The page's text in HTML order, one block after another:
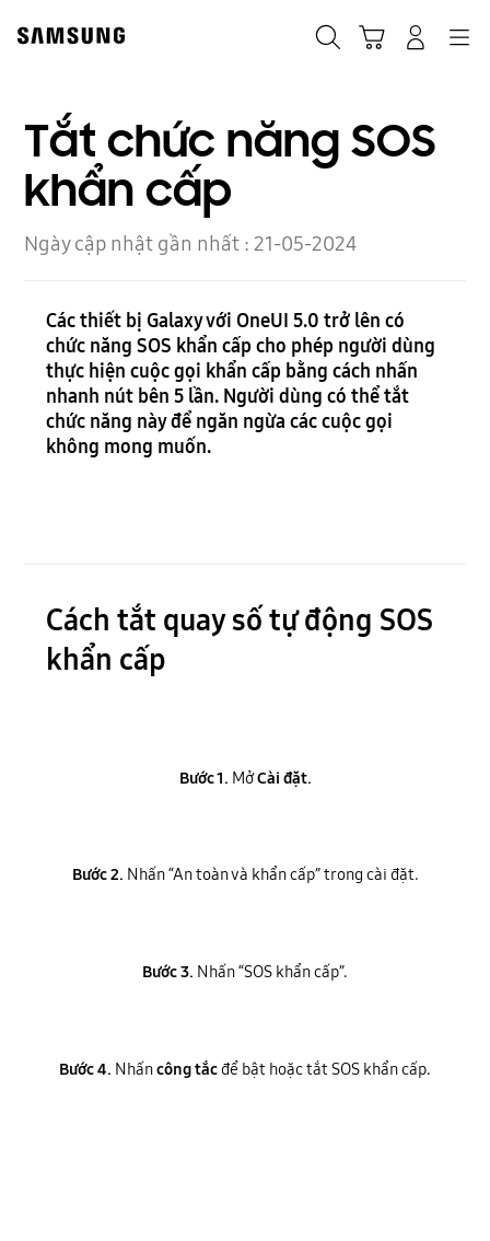
content
Tắt chức năng SOS
khẩn cấp
Ngày cập nhật gần nhất :21-05-2024
Các thiết bị Galaxy với OneUI 5.0 trở lên có
chức năng SOS khẩn cấp cho phép người dùng
thực hiện cuộc gọi khẩn cấp bằng cách nhấn
nhanh nút bên 5 lần. Người dùng có thể tắt
chức năng này để ngăn ngừa các cuộc gọi
không mong muốn.
Cách tắt quay số tự động SOS
khẩn cấp
Bước 1. MởCài đặt.
Bước 2. Nhấn “An toàn và khẩn cấp” trong cài đặt.
Bước 3. Nhấn “SOS khẩn cấp”.
Bước 4. Nhấncông tắcđể bật hoặc tắt SOS khẩn cấp.